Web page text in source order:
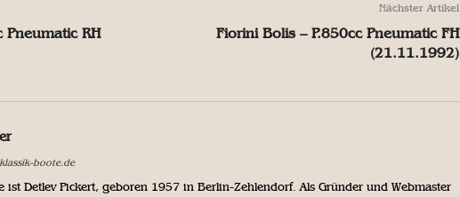
Pneumatic RH
Nächster Artikel
Fiorini Bolis – P.850cc Pneumatic FH
(21.11.1992)
boote.de
ist Detlev Pickert, geboren 1957 in Berlin-Zehlendorf. Als Gründer und Webmaster